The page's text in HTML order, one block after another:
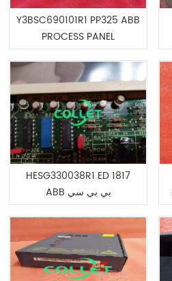
Y3BSC690101R1 PP325 ABB
PROCESS PANEL
HESG330038R1 ED 1817
ABB بي بي سي